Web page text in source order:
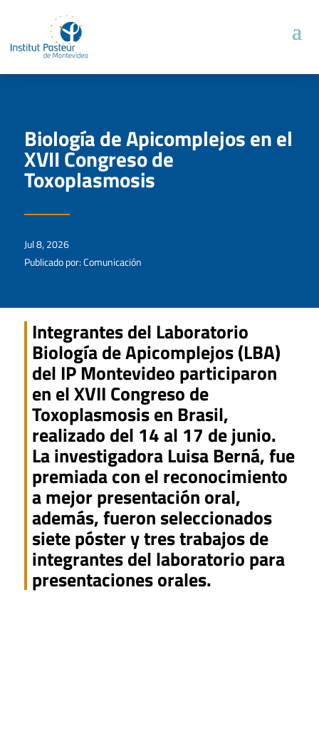
Biología de Apicomplejos en el
XVII Congreso de
Toxoplasmosis
Jul 8, 2026
Publicado por: Comunicación
Integrantes del Laboratorio
Biología de Apicomplejos (LBA)
del IP Montevideo participaron
en el XVII Congreso de
Toxoplasmosis en Brasil,
realizado del 14 al 17 de junio.
La investigadora Luisa Berná, fue
premiada con el reconocimiento
a mejor presentación oral,
además, fueron seleccionados
siete póster y tres trabajos de
integrantes del laboratorio para
presentaciones orales.